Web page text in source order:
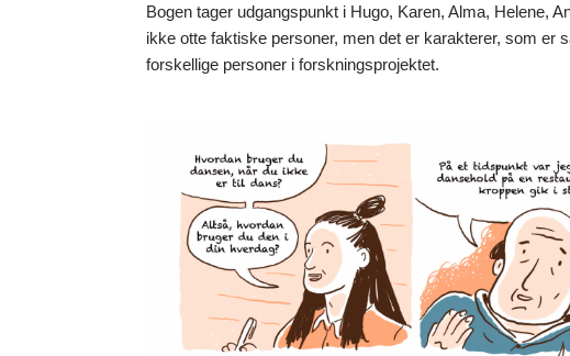
Bogen tager udgangspunkt i Hugo, Karen, Alma, Helene,
ikke otte faktiske personer, men det er karakterer, som
forskellige personer i forskningsprojektet.